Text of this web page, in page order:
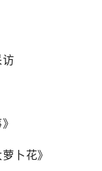
访
卜花》